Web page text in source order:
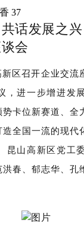
37
话发展之
会
区召开企业交流
，进一步增进发
卡位新赛道、全
全国一流的现代
昆山高新区党工
春、郁志华、孔